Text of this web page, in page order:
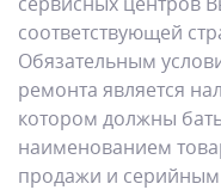
соответствующей
Обязательным
ремонта является
котором должны
наименованием
продажи и